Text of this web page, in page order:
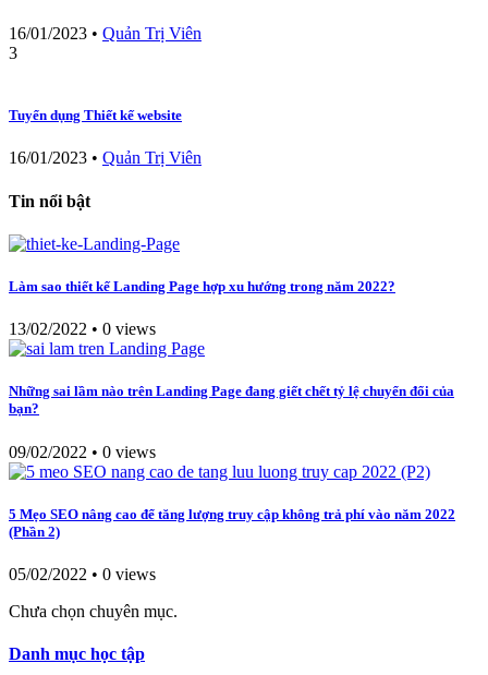
16/01/2023 • Quản Trị Viên
3
Tuyển dụng Thiết kế website
16/01/2023 • Quản Trị Viên
Tin nổi bật
Làm sao thiết kế Landing Page hợp xu hướng trong năm 2022?
13/02/2022 • 0 views
Những sai lầm nào trên Landing Page đang giết chết tỷ lệ chuyển đổi của
bạn?
09/02/2022 • 0 views
5 Mẹo SEO nâng cao để tăng lượng truy cập không trả phí vào năm 2022
(Phần 2)
05/02/2022 • 0 views
Chưa chọn chuyên mục.
Danh mục học tập